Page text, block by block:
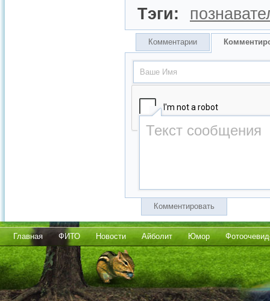
Тэги:
Комментарии
Комментировать
Главная ФИТО Новости Айболит Юмор